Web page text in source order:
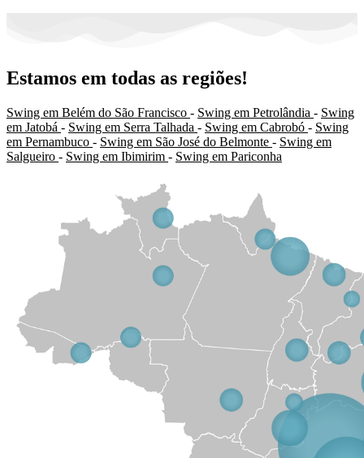
Estamos em todas as regiões!
Swing em Belém do São Francisco - Swing em Petrolândia - Swing
em Jatobá - Swing em Serra Talhada - Swing em Cabrobó - Swing
em Pernambuco - Swing em São José do Belmonte - Swing em
Salgueiro - Swing em Ibimirim - Swing em Pariconha